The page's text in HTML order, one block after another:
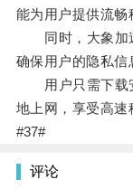
能为用户提供流畅
同时，大象加速
确保用户的隐私信
用户只需下载安
地上网，享受高速
#37#
评论